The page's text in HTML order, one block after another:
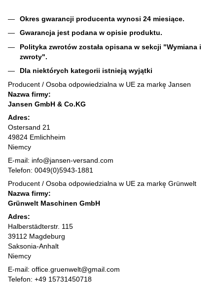
Okres gwarancji producenta wynosi 24 miesiące.
Gwarancja jest podana w opisie produktu.
Polityka zwrotów została opisana w sekcji "Wymiana i
zwroty".
Dla niektórych kategorii istnieją wyjątki
Producent / Osoba odpowiedzialna w UE za markę Jansen
Nazwa firmy:
Jansen GmbH & Co.KG
Adres:
Ostersand 21
49824 Emlichheim
Niemcy
E-mail: info@jansen-versand.com
Telefon: 0049(0)5943-1881
Producent / Osoba odpowiedzialna w UE za markę Grünwelt
Nazwa firmy:
Grünwelt Maschinen GmbH
Adres:
Halberstädterstr. 115
39112 Magdeburg
Saksonia-Anhalt
Niemcy
E-mail: office.gruenwelt@gmail.com
Telefon: +49 15731450718